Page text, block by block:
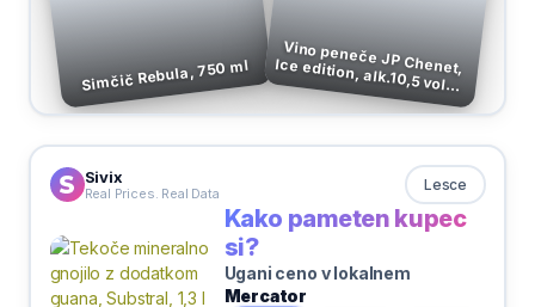
Simčič Rebula, 750 ml Vino peneče JP Chenet,
Ice edition, alk.10,5 vol%,
0,2 l
Sivix
Real Prices. Real Data Lesce
Kako pameten kupec
si?
Ugani ceno v lokalnem
Mercator